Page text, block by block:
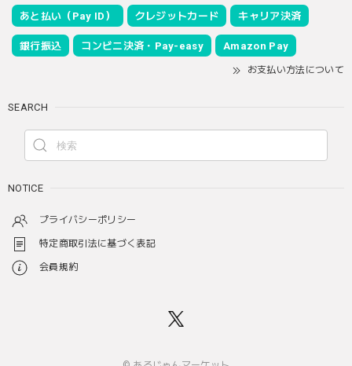
あと払い（Pay ID） クレジットカード キャリア決済
銀行振込 コンビニ決済・Pay-easy Amazon Pay
お支払い方法について
SEARCH
NOTICE
プライバシーポリシー
特定商取引法に基づく表記
会員規約